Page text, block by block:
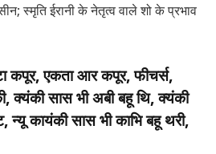
स्मृति ईरानी के नेतृत्व वाले शो के प्रभाव
कपूर, एकता आर कपूर, फीचर्स,
क्यंकी सास भी अबी बहू थि, क्यंकी
न्यू कायंकी सास भी काभि बहू थरी,